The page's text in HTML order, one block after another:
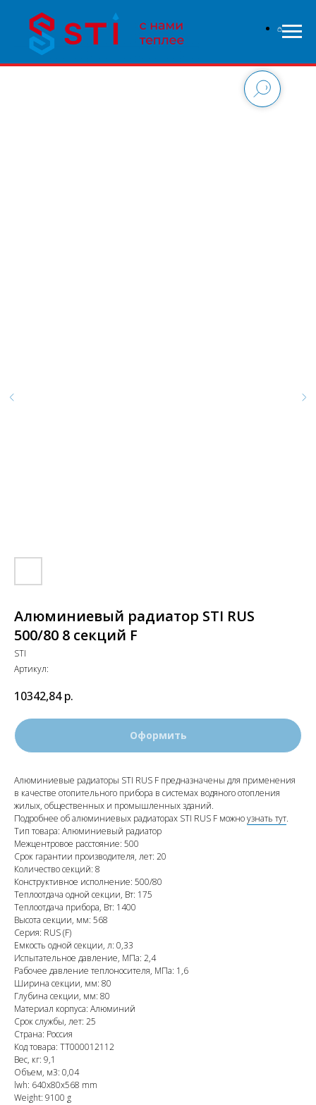
В связи с высокой нагрузкой на сайт - заказы
обрабатываются дольше чем обычно, приносим свои
извинения и надеемся на понимание с вашей стороны.
Алюминиевый радиатор STI RUS
500/80 8 секций F
STI
Артикул:
10342,84 р.
Оформить
Алюминиевые радиаторы STI RUS F предназначены для применения
в качестве отопительного прибора в системах водяного отопления
жилых, общественных и промышленных зданий.
Подробнее об алюминиевых радиаторах STI RUS F можноузнать тут.
Тип товара: Алюминиевый радиатор
Межцентровое расстояние: 500
Срок гарантии производителя, лет: 20
Количество секций: 8
Конструктивное исполнение: 500/80
Теплоотдача одной секции, Вт: 175
Теплоотдача прибора, Вт: 1400
Высота секции, мм: 568
Серия: RUS (F)
Емкость одной секции, л: 0,33
Испытательное давление, МПа: 2,4
Рабочее давление теплоносителя, МПа: 1,6
Ширина секции, мм: 80
Глубина секции, мм: 80
Материал корпуса: Алюминий
Срок службы, лет: 25
Страна: Россия
Код товара: ТТ000012112
Вес, кг: 9,1
Объем, м3: 0,04
lwh: 640x80x568 mm
Weight: 9100 g